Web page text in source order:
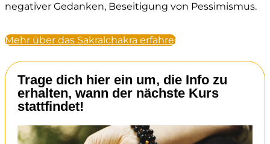
negativer Gedanken, Beseitigung von Pessimismus.
Mehr über das Sakralchakra erfahren
Trage dich hier ein um, die Info zu
erhalten, wann der nächste Kurs
stattfindet!